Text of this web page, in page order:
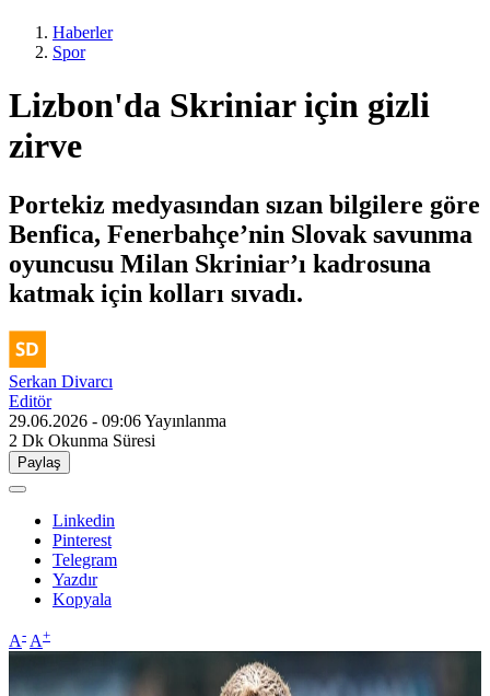
Haberler
Spor
Lizbon'da Skriniar için gizli
zirve
Portekiz medyasından sızan bilgilere göre
Benfica, Fenerbahçe’nin Slovak savunma
oyuncusu Milan Skriniar’ı kadrosuna
katmak için kolları sıvadı.
Serkan Divarcı
Editör
29.06.2026 - 09:06Yayınlanma
2 Dk Okunma Süresi
Paylaş
Linkedin
Pinterest
Telegram
Yazdır
Kopyala
A- A+